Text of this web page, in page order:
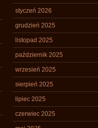
styczeń 2026
grudzień 2025
listopad 2025
październik 2025
wrzesień 2025
sierpień 2025
lipiec 2025
czerwiec 2025